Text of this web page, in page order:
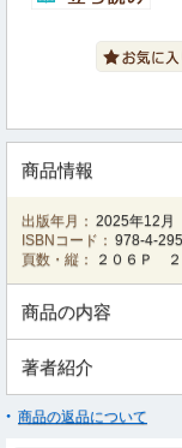
商品情報
出版年月： 2025年12月
ISBNコード： 978-4-
頁数・縦：
２０６Ｐ
商品の内容
著者紹介
商品の返品について